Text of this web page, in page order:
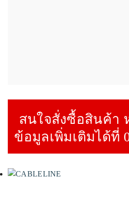
สนใจสั่งซื้อสินค้า
ข้อมูลเพิ่มเติมได้ที่